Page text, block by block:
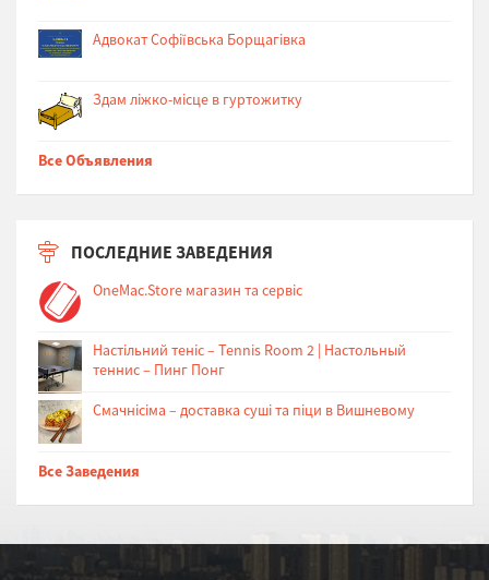
Адвокат Софіївська Борщагівка
Здам ліжко-місце в гуртожитку
Все Объявления
ПОСЛЕДНИЕ ЗАВЕДЕНИЯ
OneMac.Store магазин та сервіс
Настільний теніс – Tennis Room 2 | Настольный
теннис – Пинг Понг
Cмачнісіма – доставка суші та піци в Вишневому
Все Заведения